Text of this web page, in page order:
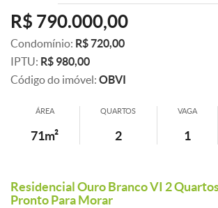
R$ 790.000,00
Condomínio: R$ 720,00
IPTU: R$ 980,00
Código do imóvel: OBVI
ÁREA
71m²
QUARTOS
2
VAGA
1
Residencial Ouro Branco VI 2
Pronto Para Morar